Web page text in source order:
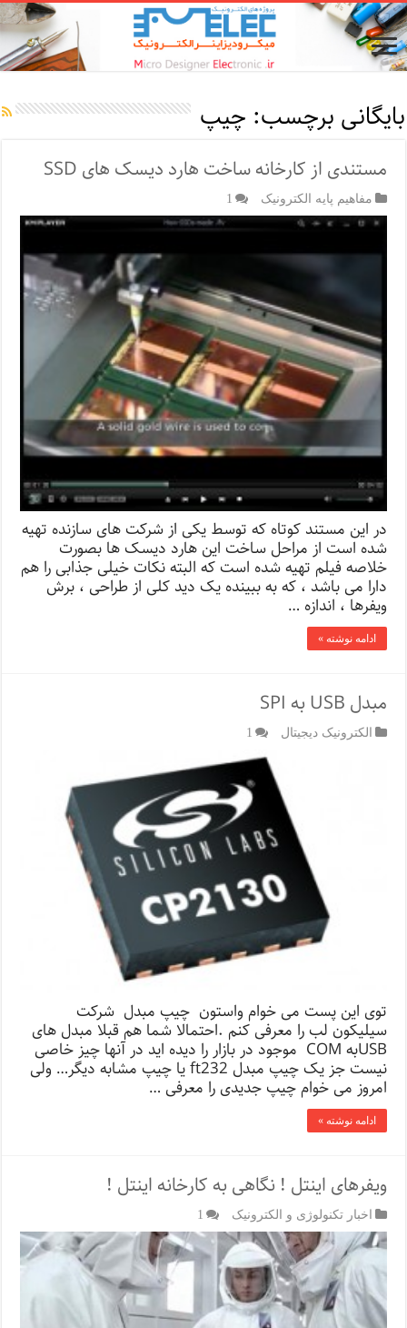
بایگانی برچسب: چیپ
مستندی از کارخانه ساخت هارد دیسک های SSD
مفاهیم پایه الکترونیک 1
در این مستند کوتاه که توسط یکی از شرکت های سازنده تهیه
شده است از مراحل ساخت این هارد دیسک ها بصورت
خلاصه فیلم تهیه شده است که البته نکات خیلی جذابی را هم
دارا می باشد ، که به ببینده یک دید کلی از طراحی ، برش
ویفرها ، اندازه …
ادامه نوشته »
مبدل USB به SPI
الکترونیک دیجیتال 1
توی این پست می خوام واستون چیپ مبدل شرکت
سیلیکون لب را معرفی کنم .احتمالا شما هم قبلا مبدل های
USBبه COM موجود در بازار را دیده اید در آنها چیز خاصی
نیست جز یک چیپ مبدل ft232 یا چیپ مشابه دیگر… ولی
امروز می خوام چیپ جدیدی را معرفی …
ادامه نوشته »
ویفرهای اینتل ! نگاهی به کارخانه اینتل !
اخبار تکنولوژی و الکترونیک 1